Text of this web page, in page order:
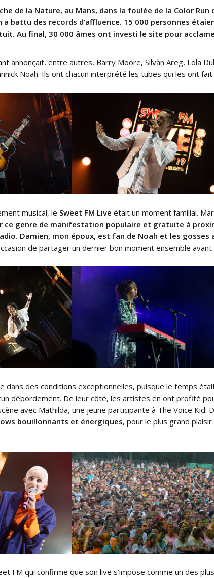
de la Nature, au Mans, dans la foulée de la Color
battu des records d’affluence. 15 000 personnes
Au final, 30 000 âmes ont investi le site pour
annonçait, entre autres, Barry Moore, Silvàn Areg, Lola
Noah. Ils ont chacun interprété les tubes qui les ont
musical, le Sweet FM Live était un moment familial.
ce genre de manifestation populaire et gratuite à
Damien, mon époux, est fan de Noah et les gosses
de partager un dernier bon moment ensemble
dans des conditions exceptionnelles, puisque le temps
débordement. De leur côté, les artistes en ont profité
avec Mathilda, une jeune participante à The Voice Kid.
bouillonnants et énergiques, pour le plus grand
FM qui confirme que son live s’impose comme un des